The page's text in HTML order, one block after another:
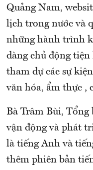
Quảng Nam,
lịch trong nước và
những hành trình
dàng chủ động
tham dự các sự
văn hóa, ẩm thực ,
Bà Trâm Bùi, Tổng
vận động và phát
là tiếng Anh và
thêm phiên bản